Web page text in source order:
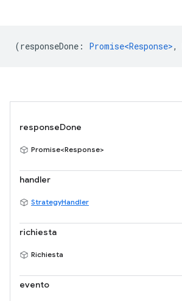
(responseDone : Promise<Response>,
responseDone
Promise<Response>
handler
StrategyHandler
richiesta
Richiesta
evento